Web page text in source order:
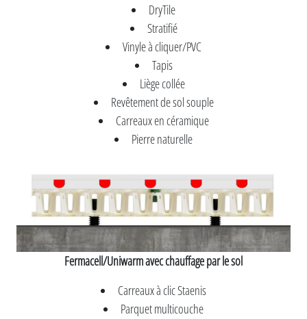
DryTile
Stratifié
Vinyle à cliquer/PVC
Tapis
Liège collée
Revêtement de sol souple
Carreaux en céramique
Pierre naturelle
Fermacell/Uniwarm avec chauffage par le sol
Carreaux à clic Staenis
Parquet multicouche